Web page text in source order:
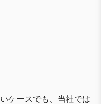
ケースでも、当社では